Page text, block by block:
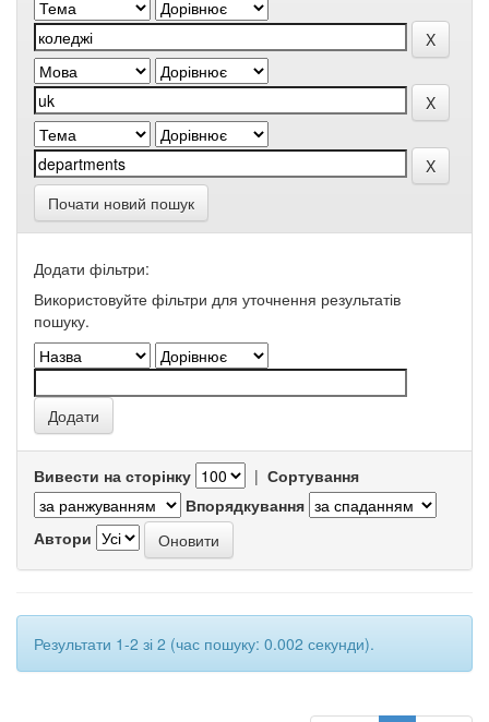
Почати новий пошук
Додати фільтри:
Використовуйте фільтри для уточнення результатів
пошуку.
Вивести на сторінку | Сортування
Впорядкування
Автори
Результати 1-2 зі 2 (час пошуку: 0.002 секунди).